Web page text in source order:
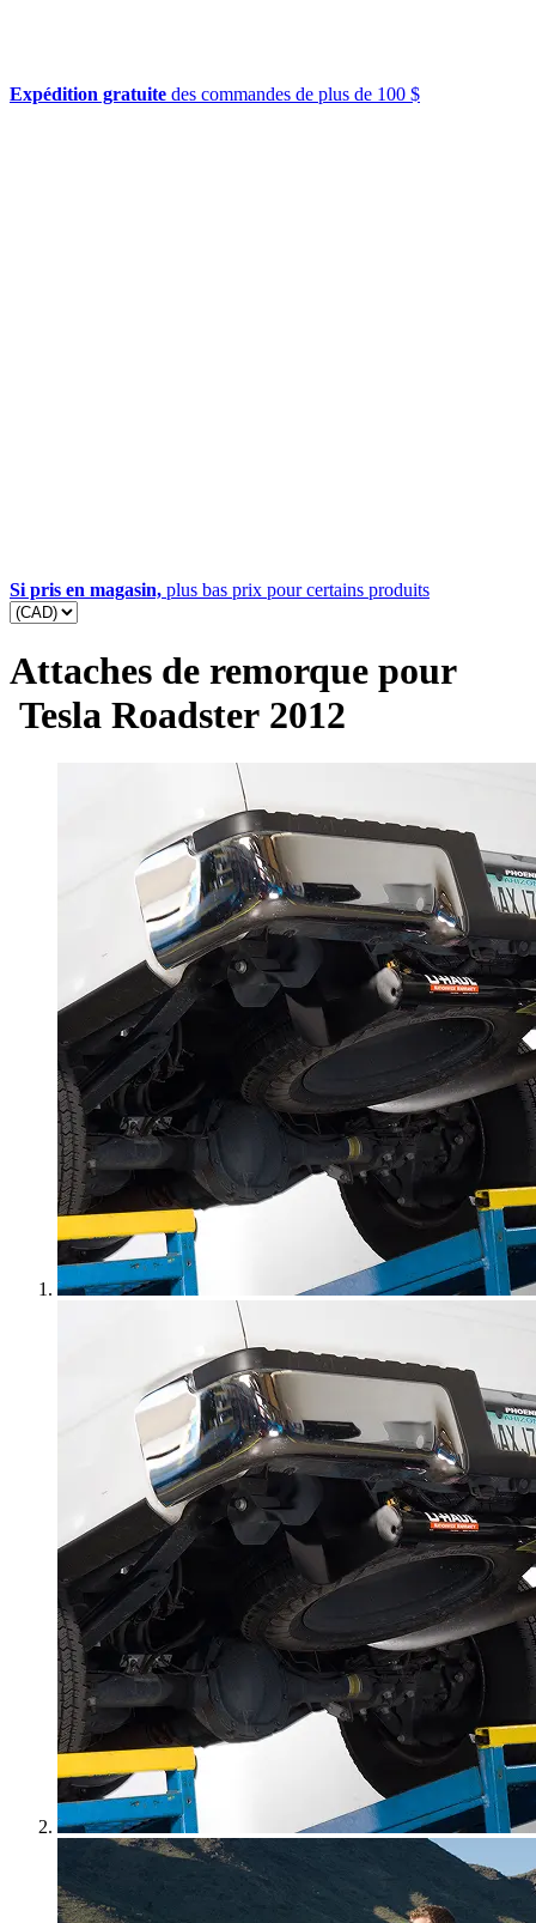
Expédition gratuite des commandes de plus de 100 $
Si pris en magasin, plus bas prix pour certains produits
Attaches de remorque pour
Tesla Roadster 2012